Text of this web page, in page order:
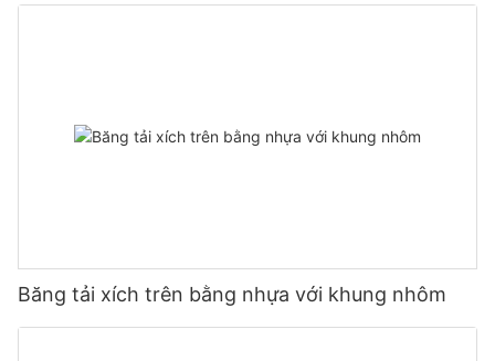
Băng tải xích trên bằng nhựa với khung nhôm